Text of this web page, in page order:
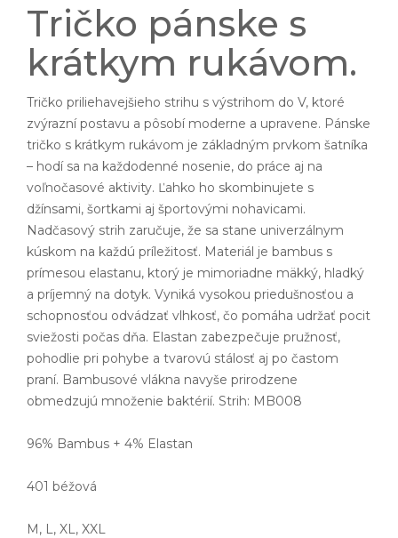
Tričko pánske s
krátkym rukávom.
Tričko priliehavejšieho strihu s výstrihom do V, ktoré
zvýrazní postavu a pôsobí moderne a upravene. Pánske
tričko s krátkym rukávom je základným prvkom šatníka
– hodí sa na každodenné nosenie, do práce aj na
voľnočasové aktivity. Ľahko ho skombinujete s
džínsami, šortkami aj športovými nohavicami.
Nadčasový strih zaručuje, že sa stane univerzálnym
kúskom na každú príležitosť. Materiál je bambus s
prímesou elastanu, ktorý je mimoriadne mäkký, hladký
a príjemný na dotyk. Vyniká vysokou priedušnosťou a
schopnosťou odvádzať vlhkosť, čo pomáha udržať pocit
sviežosti počas dňa. Elastan zabezpečuje pružnosť,
pohodlie pri pohybe a tvarovú stálosť aj po častom
praní. Bambusové vlákna navyše prirodzene
obmedzujú množenie baktérií. Strih: MB008
96% Bambus + 4% Elastan
401 béžová
M, L, XL, XXL